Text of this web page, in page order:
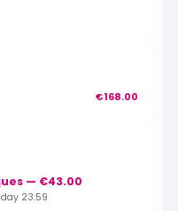
€168.00
— €43.00
23:59